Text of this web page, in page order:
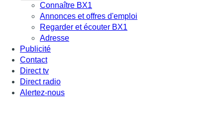
Connaître BX1
Annonces et offres d'emploi
Regarder et écouter BX1
Adresse
Publicité
Contact
Direct tv
Direct radio
Alertez-nous